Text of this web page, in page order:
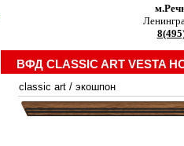
ВФД CLASSIC ART VESTA
classic art / экошпон